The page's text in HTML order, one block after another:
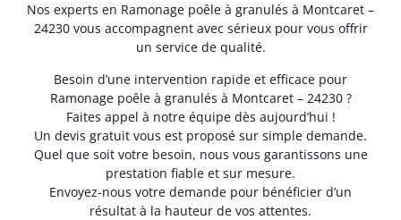
Nos experts en Ramonage poêle à granulés à Montcaret –
24230 vous accompagnent avec sérieux pour vous offrir
un service de qualité.
Besoin d’une intervention rapide et efficace pour
Ramonage poêle à granulés à Montcaret – 24230 ?
Faites appel à notre équipe dès aujourd’hui !
Un devis gratuit vous est proposé sur simple demande.
Quel que soit votre besoin, nous vous garantissons une
prestation fiable et sur mesure.
Envoyez-nous votre demande pour bénéficier d’un
résultat à la hauteur de vos attentes.